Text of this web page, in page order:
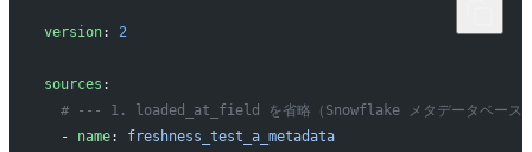
version: 2
sources :
# --- 1. loaded_at_field を省略（Snowflake メタデータベース
  -
name: freshness_test_a_metadata